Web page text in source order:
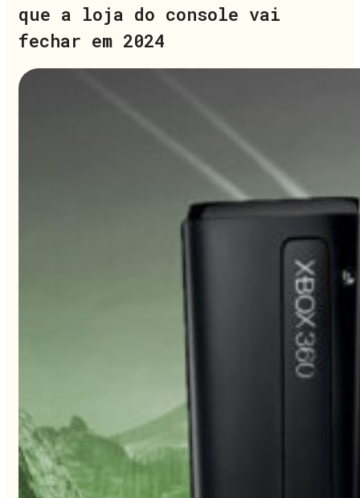
que a loja do console vai
fechar em 2024